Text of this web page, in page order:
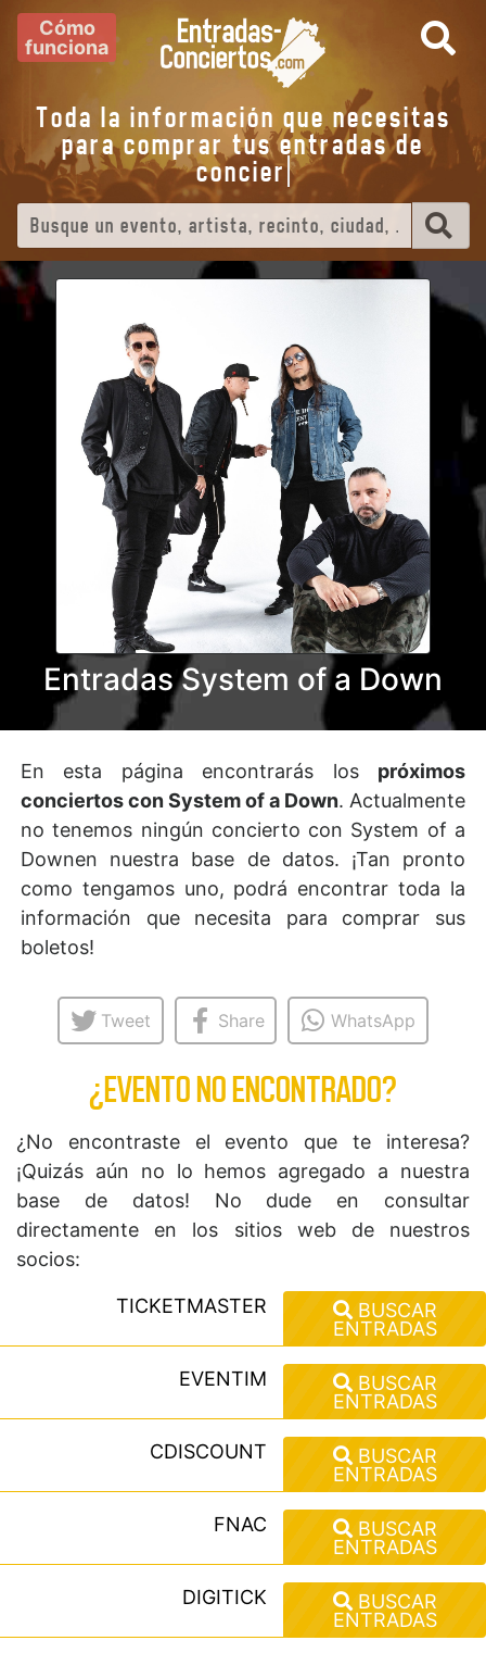
Cómo
funciona
Toda la información que necesitas
para comprar tus entradas deconc
Entradas System of a Down
En esta página encontrarás los próximos
conciertos con System of a Down. Actualmente
no tenemos ningún concierto con System of a
Downen nuestra base de datos. ¡Tan pronto
como tengamos uno, podrá encontrar toda la
información que necesita para comprar sus
boletos!
Tweet Share WhatsApp
¿EVENTO NO ENCONTRADO?
¿No encontraste el evento que te interesa?
¡Quizás aún no lo hemos agregado a nuestra
base de datos! No dude en consultar
directamente en los sitios web de nuestros
socios:
TICKETMASTER
BUSCAR
ENTRADAS
EVENTIM
BUSCAR
ENTRADAS
CDISCOUNT
BUSCAR
ENTRADAS
FNAC
BUSCAR
ENTRADAS
DIGITICK
BUSCAR
ENTRADAS